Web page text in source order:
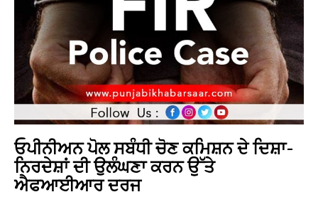
ਓਪੀਨੀਅਨ ਪੋਲ ਸਬੰਧੀ ਚੋਣ ਕਮਿਸ਼ਨ ਦੇ ਦਿਸ਼ਾ-
ਨਿਰਦੇਸ਼ਾਂ ਦੀ ਉਲੰਘਣਾ ਕਰਨ ਉੱਤੇ
ਐਫਆਈਆਰ ਦਰਜ